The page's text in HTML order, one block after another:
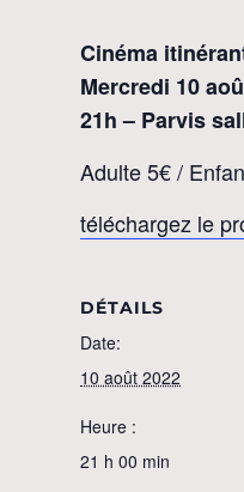
Cinéma
Mercredi 10
21h – Parvis
Adulte 5€ /
téléchargez le
DÉTAILS
Date:
10 août 2022
Heure :
21 h 00 min